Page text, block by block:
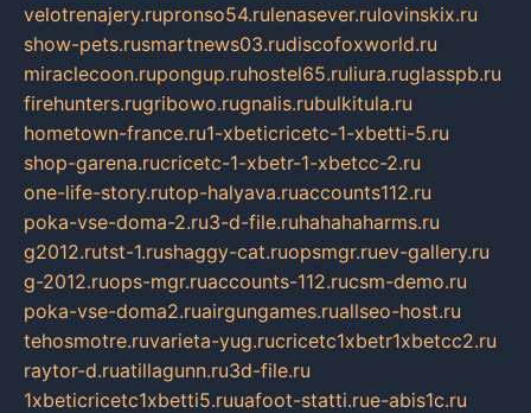
velotrenajery.rupronso54.rulenasever.rulovinskix.ru
show-pets.rusmartnews03.rudiscofoxworld.ru
miraclecoon.rupongup.ruhostel65.ruliura.ruglasspb.ru
firehunters.rugribowo.rugnalis.rubulkitula.ru
hometown-france.ru1-xbeticricetc-1-xbetti-5.ru
shop-garena.rucricetc-1-xbetr-1-xbetcc-2.ru
one-life-story.rutop-halyava.ruaccounts112.ru
poka-vse-doma-2.ru3-d-file.ruhahahaharms.ru
g2012.rutst-1.rushaggy-cat.ruopsmgr.ruev-gallery.ru
g-2012.ruops-mgr.ruaccounts-112.rucsm-demo.ru
poka-vse-doma2.ruairgungames.ruallseo-host.ru
tehosmotre.ruvarieta-yug.rucricetc1xbetr1xbetcc2.ru
raytor-d.ruatillagunn.ru3d-file.ru
1xbeticricetc1xbetti5.ruuafoot-statti.rue-abis1c.ru